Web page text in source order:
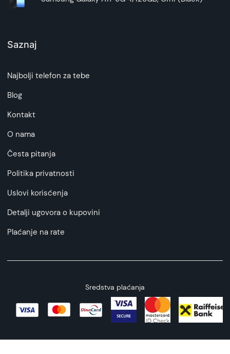
Saznaj
Najbolji telefon za tebe
Blog
Kontakt
O nama
Česta pitanja
Politika privatnosti
Uslovi korisćenja
Detalji ugovora o kupovini
Plaćanje na rate
Sredstva plaćanja